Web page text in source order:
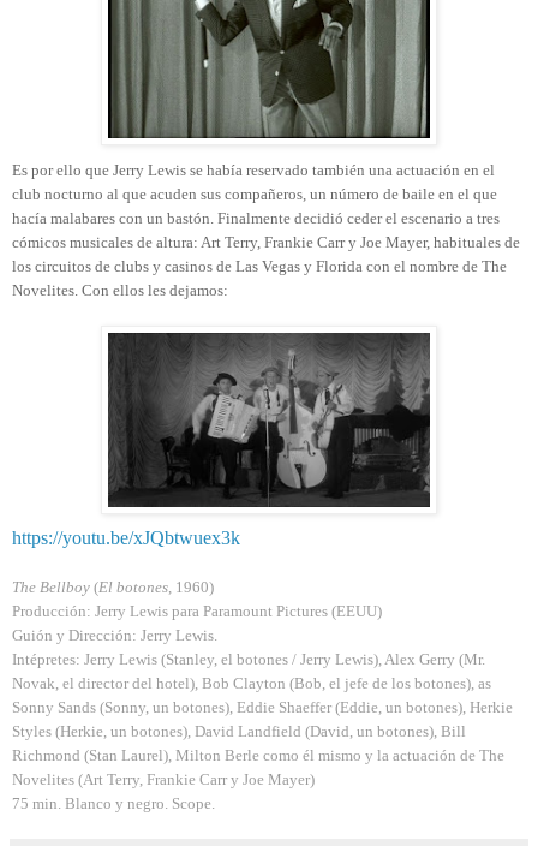
Es por ello que Jerry Lewis se había reservado también una actuación en el
club nocturno al que acuden sus compañeros, un número de baile en el que
hacía malabares con un bastón. Finalmente decidió ceder el escenario a tres
cómicos musicales de altura: Art Terry, Frankie Carr y Joe Mayer, habituales de
los circuitos de clubs y casinos de Las Vegas y Florida con el nombre de The
Novelites. Con ellos les dejamos:
https://youtu.be/xJQbtwuex3k
The Bellboy (El botones , 1960)
Producción: Jerry Lewis para Paramount Pictures (EEUU)
Guión y Dirección: Jerry Lewis.
Intépretes: Jerry Lewis (Stanley, el botones / Jerry Lewis), Alex Gerry (Mr.
Novak, el director del hotel), Bob Clayton (Bob, el jefe de los botones), as
Sonny Sands (Sonny, un botones), Eddie Shaeffer (Eddie, un botones), Herkie
Styles (Herkie, un botones), David Landfield (David, un botones), Bill
Richmond (Stan Laurel), Milton Berle como él mismo y la actuación de The
Novelites (Art Terry, Frankie Carr y Joe Mayer)
75 min. Blanco y negro. Scope.